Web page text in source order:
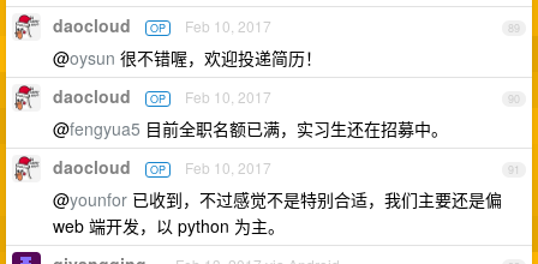
89
daocloud OP Feb 10, 2017
@oysun 很不错喔，欢迎投递简历！
90
daocloud OP Feb 10, 2017
@fengyua5 目前全职名额已满，实习生还在招募中。
91
daocloud OP Feb 10, 2017
@younfor 已收到，不过感觉不是特别合适，我们主要还是偏
web 端开发，以 python 为主。